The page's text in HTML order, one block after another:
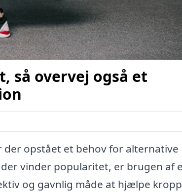
så overvej også et
opstået et behov for alternative
vinder popularitet, er brugen af
og gavnlig måde at hjælpe